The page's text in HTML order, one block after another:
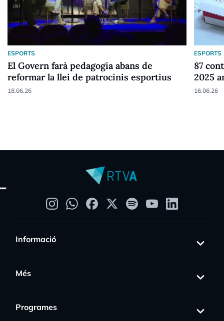
ESPORTS
El Govern farà pedagogia abans de
reformar la llei de patrocinis esportius
18.06.26
ESPORTS
87
2025
16.06.26
Informació
Més
Programes